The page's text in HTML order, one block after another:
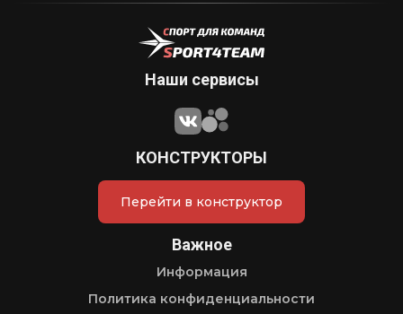
Наши сервисы
КОНСТРУКТОРЫ
Перейти в конструктор
Важное
Информация
Политика конфиденциальности